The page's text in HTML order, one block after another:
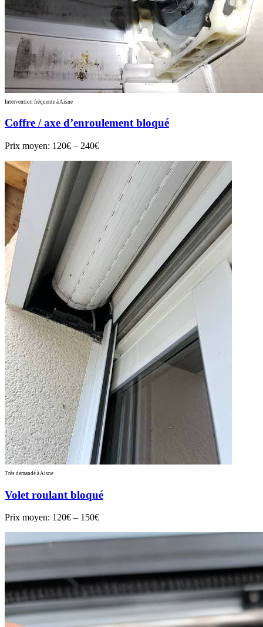
Intervention fréquente à Aisne
Coffre / axe d’enroulement bloqué
Prix moyen: 120€ – 240€
Très demandé à Aisne
Volet roulant bloqué
Prix moyen: 120€ – 150€